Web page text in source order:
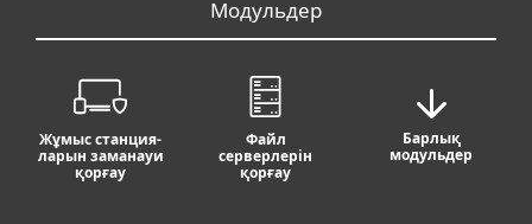
Модульдер
Жұмыс станция-
ларын заманауи
қорғау
Файл
серверлерін
қорғау
Барлық
модульдер